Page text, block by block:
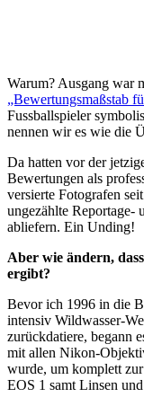
Warum? Ausgang war
„Bewertungsmaßstab
Fussballspieler
nennen wir es wie die
Da hatten vor der
Bewertungen als
versierte Fotografen
ungezählte Reportage-
abliefern. Ein Unding!
Aber wie ändern,
ergibt?
Bevor ich 1996 in die
intensiv Wildwasser-
zurückdatiere, begann
mit allen Nikon-
wurde, um komplett
EOS 1 samt Linsen